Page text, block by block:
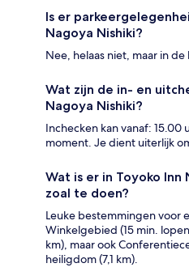
Is er
Nagoya Nishiki?
Nee, helaas niet, maar in
Wat zijn de in- en
Nagoya Nishiki?
Inchecken kan vanaf:
moment. Je dient uiterlijk
Wat is er in Toyoko Inn
zoal te doen?
Leuke bestemmingen voor
Winkelgebied (15 min.
km), maar ook
heiligdom (7,1 km).